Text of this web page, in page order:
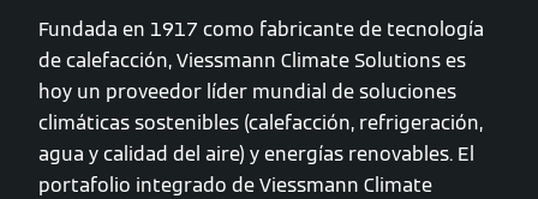
Fundada en 1917 como fabricante de tecnología
de calefacción, Viessmann Climate Solutions es
hoy un proveedor líder mundial de soluciones
climáticas sostenibles (calefacción, refrigeración,
agua y calidad del aire) y energías renovables. El
portafolio integrado de Viessmann Climate